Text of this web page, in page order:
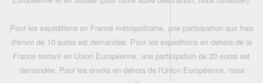
Pour les expéditions en France métropolitaine, une participation aux frais
d'envoi de 10 euros est demandée. Pour les expéditions en dehors de la
France restant en Union Européenne, une participation de 20 euros est
demandée. Pour les envois en dehors de l'Union Européenne, nous